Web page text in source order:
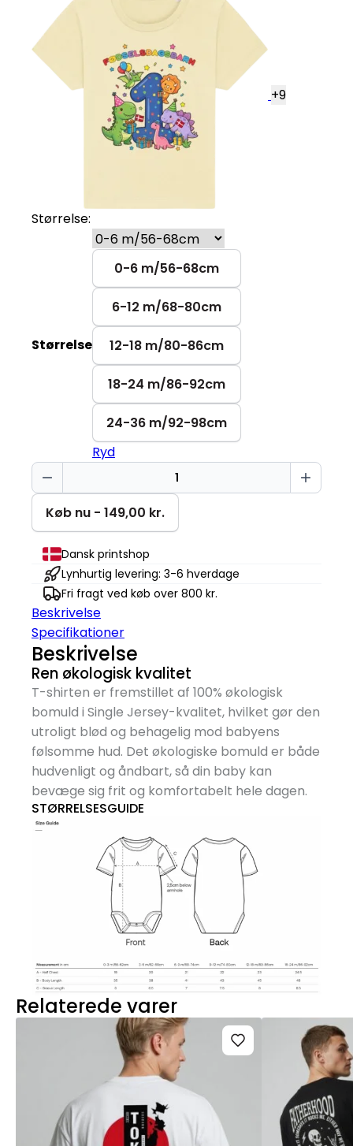
+9
Størrelse:
Størrelse
0-6 m/56-68cm
6-12 m/68-80cm
12-18 m/80-86cm
18-24 m/86-92cm
24-36 m/92-98cm
Ryd
Dino
Fødselsdag
1
år
Baby
T-
Shirt
antal
Køb nu - 149,00 kr.
Dansk printshop
Lynhurtig levering: 3-6 hverdage
Fri fragt ved køb over 800 kr.
Beskrivelse
Specifikationer
Beskrivelse
Ren økologisk kvalitet
T-shirten er fremstillet af 100% økologisk
bomuld i Single Jersey-kvalitet, hvilket gør den
utroligt blød og behagelig mod babyens
følsomme hud. Det økologiske bomuld er både
hudvenligt og åndbart, så din baby kan
bevæge sig frit og komfortabelt hele dagen.
STØRRELSESGUIDE
Relaterede varer